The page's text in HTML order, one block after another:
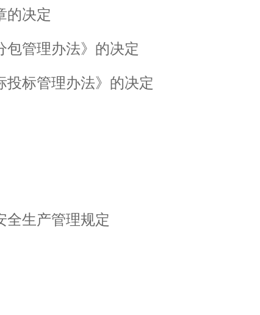
的决定
包管理办法》的决定
投标管理办法》的决定
全生产管理规定